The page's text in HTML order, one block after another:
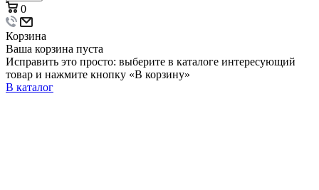
0
Корзина
Ваша корзина пуста
Исправить это просто: выберите в каталоге интересующий
товар и нажмите кнопку «В корзину»
В каталог